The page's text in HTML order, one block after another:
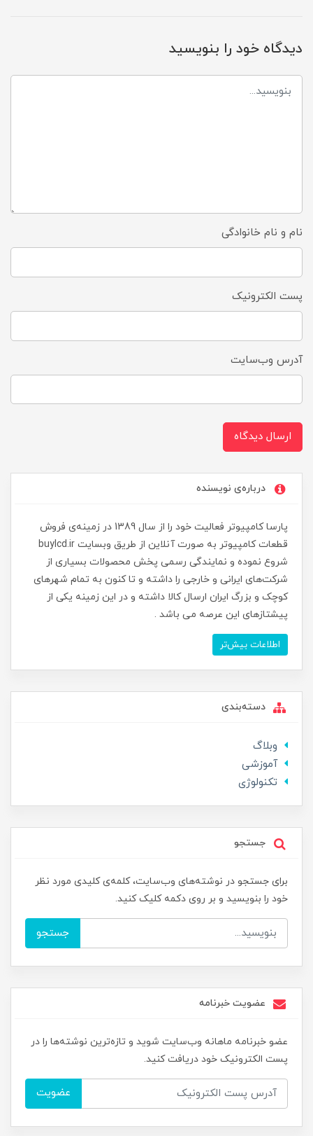
دیدگاه خود را بنویسید
نام و نام خانوادگی
پست الکترونیک
آدرس وب‌سایت
ارسال دیدگاه
درباره‌ی نویسنده
پارسا کامپیوتر فعالیت خود را از سال 1389 در زمینه‌ی فروش
قطعات کامپیوتر به صورت آنلاین از طریق وبسایت buylcd.ir
شروع نموده و نمایندگی رسمی پخش محصولات بسیاری از
شرکت‌های ایرانی و خارجی را داشته و تا کنون به تمام شهرهای
کوچک و بزرگ ایران ارسال کالا داشته و در این زمینه یکی از
پیشتازهای این عرصه می باشد .
اطلاعات بیش‌تر
دسته‌بندی
وبلاگ
آموزشی
تکنولوژی
جستجو
برای جستجو در نوشته‌های وب‌سایت، کلمه‌ی کلیدی مورد نظر
خود را بنویسید و بر روی دکمه کلیک کنید.
جستجو
عضویت خبرنامه
عضو خبرنامه ماهانه وب‌سایت شوید و تازه‌ترین نوشته‌ها را در
پست الکترونیک خود دریافت کنید.
عضویت